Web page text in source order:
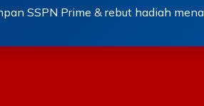
SSPN Prime & rebut hadiah